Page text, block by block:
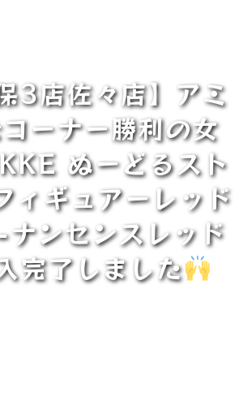
3店佐々店】アミ
ーナー勝利の女
ぬーどるスト
ィギュアーレッド
ンセンスレッド
完了しました